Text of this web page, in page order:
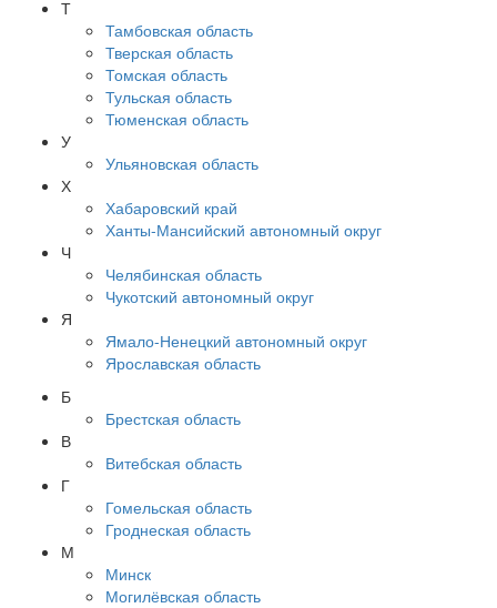
Т
Тамбовская область
Тверская область
Томская область
Тульская область
Тюменская область
У
Ульяновская область
Х
Хабаровский край
Ханты-Мансийский автономный округ
Ч
Челябинская область
Чукотский автономный округ
Я
Ямало-Ненецкий автономный округ
Ярославская область
Б
Брестская область
В
Витебская область
Г
Гомельская область
Гроднеская область
М
Минск
Могилёвская область